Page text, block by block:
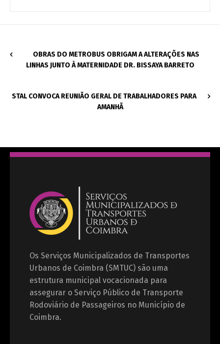
OBRAS DO METROBUS OBRIGAM A ALTERAÇÕES NAS
LINHAS JUNTO À MATERNIDADE DR. BISSAYA BARRETO
STAL CONVOCA REUNIÃO GERAL DE TRABALHADORES PARA
AMANHÃ
Os Serviços Municipalizados de Transportes
Urbanos de Coimbra (SMTUC) são uma
estrutura municipal vocacionada para
assegurar o Serviço Público de Transporte
Rodoviário de Passageiros no Município de
Coimbra.